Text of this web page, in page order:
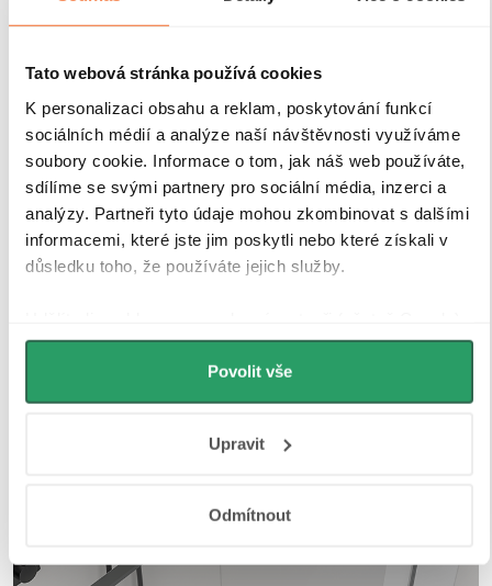
Tato webová stránka používá cookies
K personalizaci obsahu a reklam, poskytování funkcí
sociálních médií a analýze naší návštěvnosti využíváme
soubory cookie. Informace o tom, jak náš web používáte,
sdílíme se svými partnery pro sociální média, inzerci a
analýzy. Partneři tyto údaje mohou zkombinovat s dalšími
informacemi, které jste jim poskytli nebo které získali v
důsledku toho, že používáte jejich služby.
můžeme používat cookies pro analytiku a
personalizovanou reklamu. Jak Google zpracovává
osobní údaje najdete na stránkách
Povolit vše
Upravit
Odmítnout